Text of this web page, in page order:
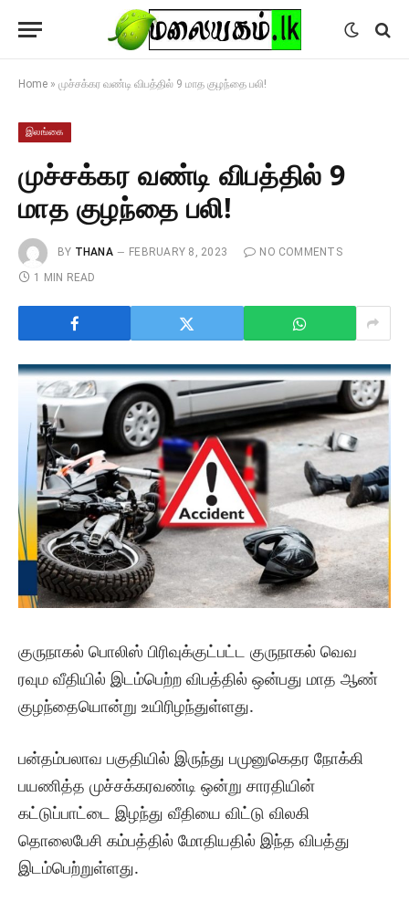
Home » முச்சக்கர வண்டி விபத்தில் 9 மாத குழந்தை பலி!
இலங்கை
முச்சக்கர வண்டி விபத்தில் 9
மாத குழந்தை பலி!
BY THANA FEBRUARY 8, 2023
NO COMMENTS
1 MIN READ
குருநாகல் பொலிஸ் பிரிவுக்குட்பட்ட குருநாகல் வெவ
ரவும வீதியில் இடம்பெற்ற விபத்தில் ஒன்பது மாத ஆண்
குழந்தையொன்று உயிரிழந்துள்ளது.
பன்தம்பலாவ பகுதியில் இருந்து பமுனுகெதர நோக்கி
பயணித்த முச்சக்கரவண்டி ஒன்று சாரதியின்
கட்டுப்பாட்டை இழந்து வீதியை விட்டு விலகி
தொலைபேசி கம்பத்தில் மோதியதில் இந்த விபத்து
இடம்பெற்றுள்ளது.